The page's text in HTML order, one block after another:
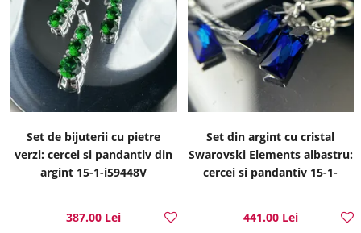
Set de bijuterii cu pietre
verzi: cercei si pandantiv din
argint 15-1-i59448V
387.00 Lei
Set din argint cu cristal
Swarovski Elements albastru:
cercei si pandantiv 15-1-
441.00 Lei